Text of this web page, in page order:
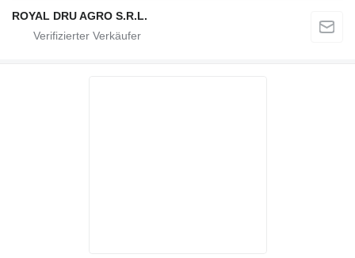
ROYAL DRU AGRO S.R.L.